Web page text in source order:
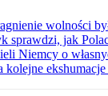
wolności
sprawdzi, jak
Niemcy o